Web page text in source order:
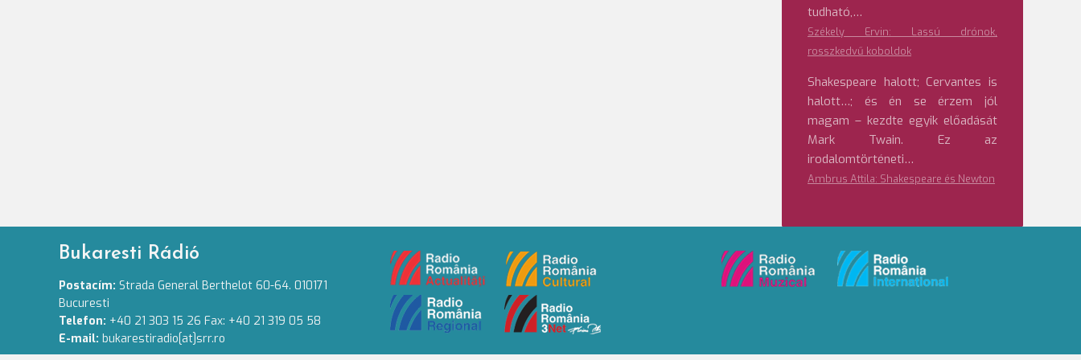
tudható,…
Székely Ervin: Lassú drónok,
rosszkedvű koboldok
Shakespeare halott; Cervantes is
halott…; és én se érzem jól
magam – kezdte egyik előadását
Mark Twain. Ez az
irodalomtörténeti…
Ambrus Attila: Shakespeare és Newton
Bukaresti Rádió
Postacím: Strada General Berthelot 60-64. 010171
Bucuresti
Telefon: +40 21 303 15 26 Fax: +40 21 319 05 58
E-mail: bukarestiradio[at]srr.ro